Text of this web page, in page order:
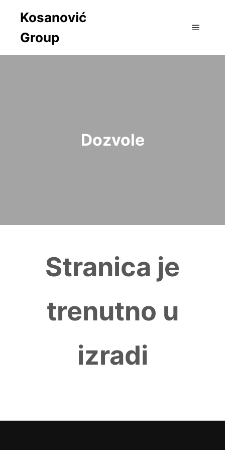
Kosanović
Group
Dozvole
Stranica je
trenutno u
izradi